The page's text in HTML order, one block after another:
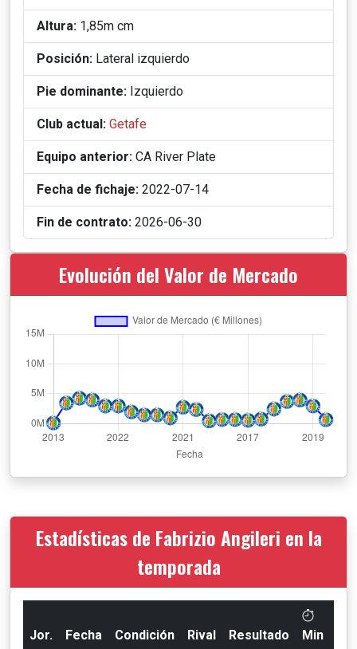
Altura: 1,85m cm
Posición: Lateral izquierdo
Pie dominante: Izquierdo
Club actual: Getafe
Equipo anterior: CA River Plate
Fecha de fichaje: 2022-07-14
Fin de contrato: 2026-06-30
Evolución del Valor de Mercado
Estadísticas de Fabrizio Angileri en la
temporada
Jor. Fecha Condición Rival Resultado Min